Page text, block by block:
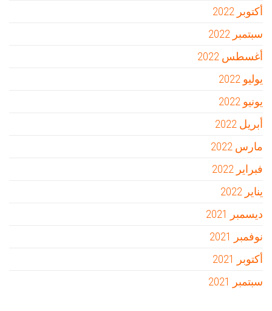
أكتوبر 2022
سبتمبر 2022
أغسطس 2022
يوليو 2022
يونيو 2022
أبريل 2022
مارس 2022
فبراير 2022
يناير 2022
ديسمبر 2021
نوفمبر 2021
أكتوبر 2021
سبتمبر 2021